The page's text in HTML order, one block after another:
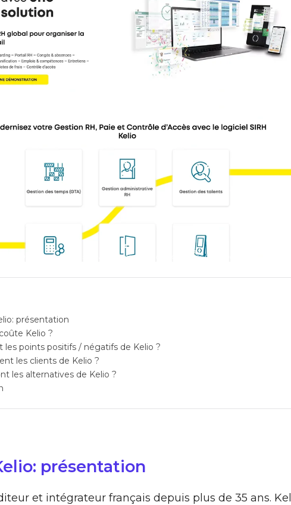
kelio avis logiciels sirh systeme dinformation des ressources humaines prix
présentation
Kelio ?
les points positifs / négatifs de Kelio ?
les clients de Kelio ?
les alternatives de Kelio ?
présentation
et intégrateur français depuis plus de 35 ans.